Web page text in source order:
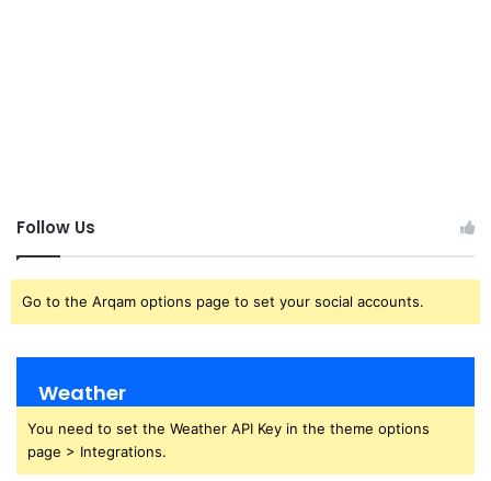
Follow Us
Go to the Arqam options page to set your social accounts.
Weather
You need to set the Weather API Key in the theme options
page > Integrations.